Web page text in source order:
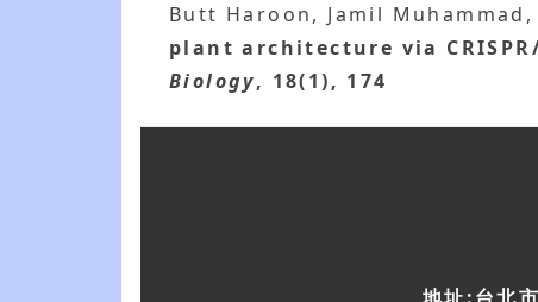
Butt Haroon, Jamil Muhammad,
plant architecture via
Biology, 18(1), 174